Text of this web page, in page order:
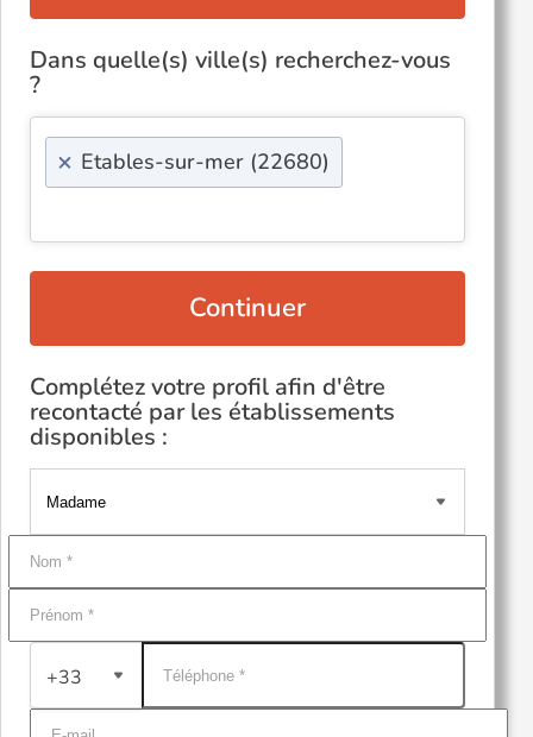
Dans quelle(s) ville(s) recherchez-vous
?
× Etables-sur-mer (22680)
Continuer
Complétez votre profil afin d'être
recontacté par les établissements
disponibles :
+33